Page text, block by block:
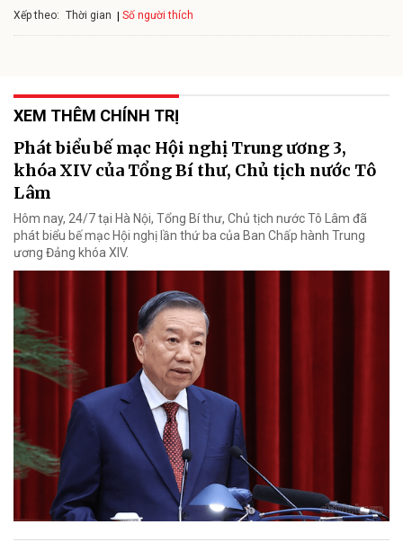
Xếp theo: Thời gian Số người thích
XEM THÊM CHÍNH TRỊ
Phát biểu bế mạc Hội nghị Trung ương 3,
khóa XIV của Tổng Bí thư, Chủ tịch nước Tô
Lâm
Hôm nay, 24/7 tại Hà Nội, Tổng Bí thư, Chủ tịch nước Tô Lâm đã
phát biểu bế mạc Hội nghị lần thứ ba của Ban Chấp hành Trung
ương Đảng khóa XIV.